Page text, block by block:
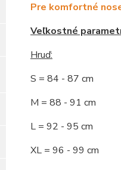
Pre komfortné
Veľkostné
Hruď:
S = 84 - 87 cm
M = 88 - 91 cm
L = 92 - 95 cm
XL = 96 - 99 cm